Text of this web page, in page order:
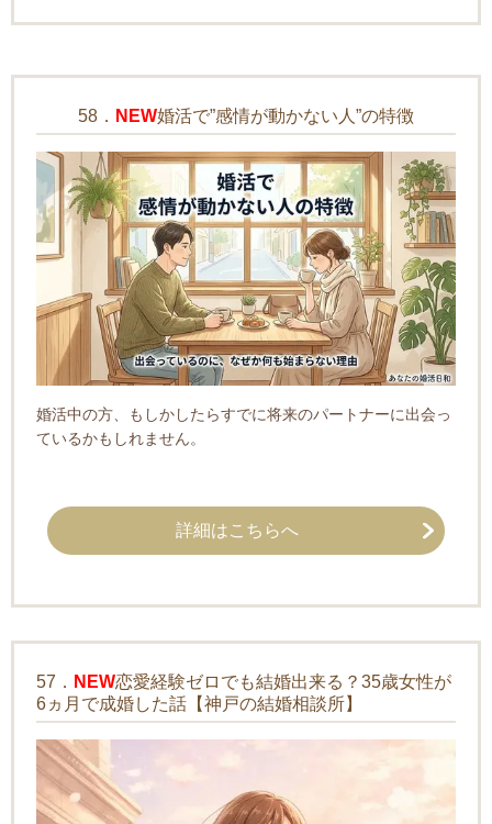
58． NEW婚活で”感情が動かない人”の特徴
婚活中の方、もしかしたらすでに将来のパートナーに出会っ
ているかもしれません。
詳細はこちらへ
57． NEW恋愛経験ゼロでも結婚出来る？35歳女性が
6ヵ月で成婚した話【神戸の結婚相談所】